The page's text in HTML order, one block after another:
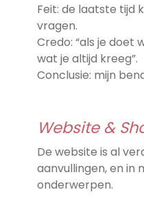
Feit: de laatste tijd
vragen.
Credo: “als je doet
wat je altijd kreeg”.
Conclusie: mijn
Website &
De website is al
aanvullingen, en in
onderwerpen.